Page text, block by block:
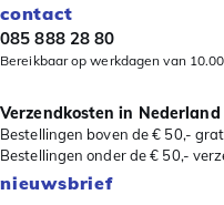
contact
085 888 28 80
Bereikbaar op werkdagen van
Verzendkosten in Nederland
Bestellingen boven de € 50,-
Bestellingen onder de € 50,-
nieuwsbrief